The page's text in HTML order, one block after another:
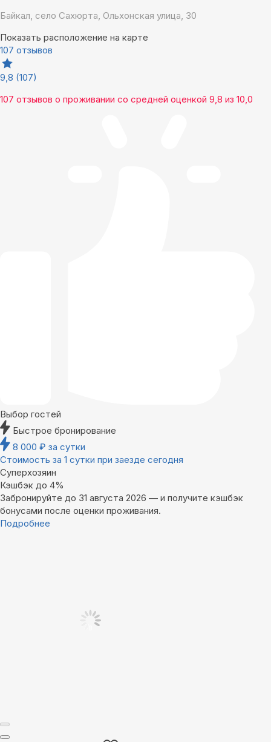
Байкал, село Сахюрта, Ольхонская улица, 30
Показать расположение на карте
107 отзывов
9,8 (107)
107 отзывов о проживании со средней оценкой 9,8 из 10,0
Выбор гостей
Быстрое бронирование
8 000 ₽ за сутки
Стоимость за 1 сутки при заезде сегодня
Суперхозяин
Кэшбэк до 4%
Забронируйте до 31 августа 2026 — и получите кэшбэк
бонусами после оценки проживания.
Подробнее